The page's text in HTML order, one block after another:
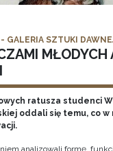
GALERIA SZTUKI
MŁODYCH
ratusza studenci
oddali się temu, co
analizowali formę,